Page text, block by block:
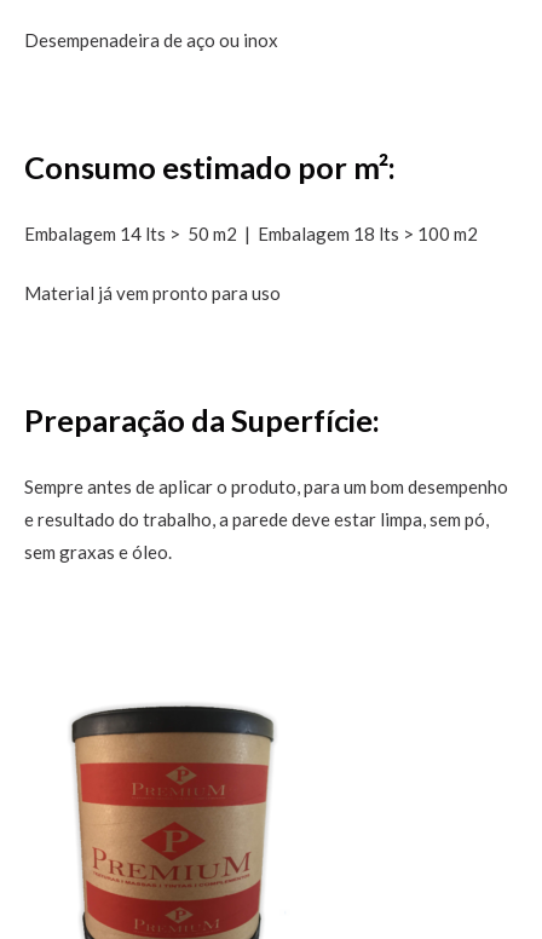
Desempenadeira de aço ou inox
Consumo estimado por m²:
Embalagem 14 lts > 50 m2 | Embalagem 18 lts > 100 m2
Material já vem pronto para uso
Preparação da Superfície:
Sempre antes de aplicar o produto, para um bom desempenho
e resultado do trabalho, a parede deve estar limpa, sem pó,
sem graxas e óleo.